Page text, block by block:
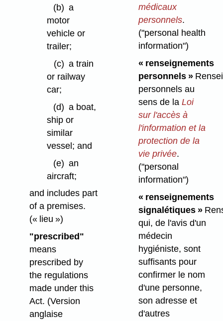
(b) a
motor
vehicle or
trailer;
(c) a train
or railway
car;
(d) a boat,
ship or
similar
vessel; and
(e) an
aircraft;
and includes part
of a premises.
(« lieu »)
"prescribed"
means
prescribed by
the regulations
made under this
Act. (Version
anglaise
médicaux
personnels.
("personal health
information")
« renseignements
personnels »
personnels au
sens de la Loi
sur l'accès à
l'information et la
protection de la
vie privée.
("personal
information")
« renseignements
signalétiques »
qui, de l'avis d'un
médecin
hygiéniste, sont
suffisants pour
confirmer le nom
d'une personne,
son adresse et
d'autres